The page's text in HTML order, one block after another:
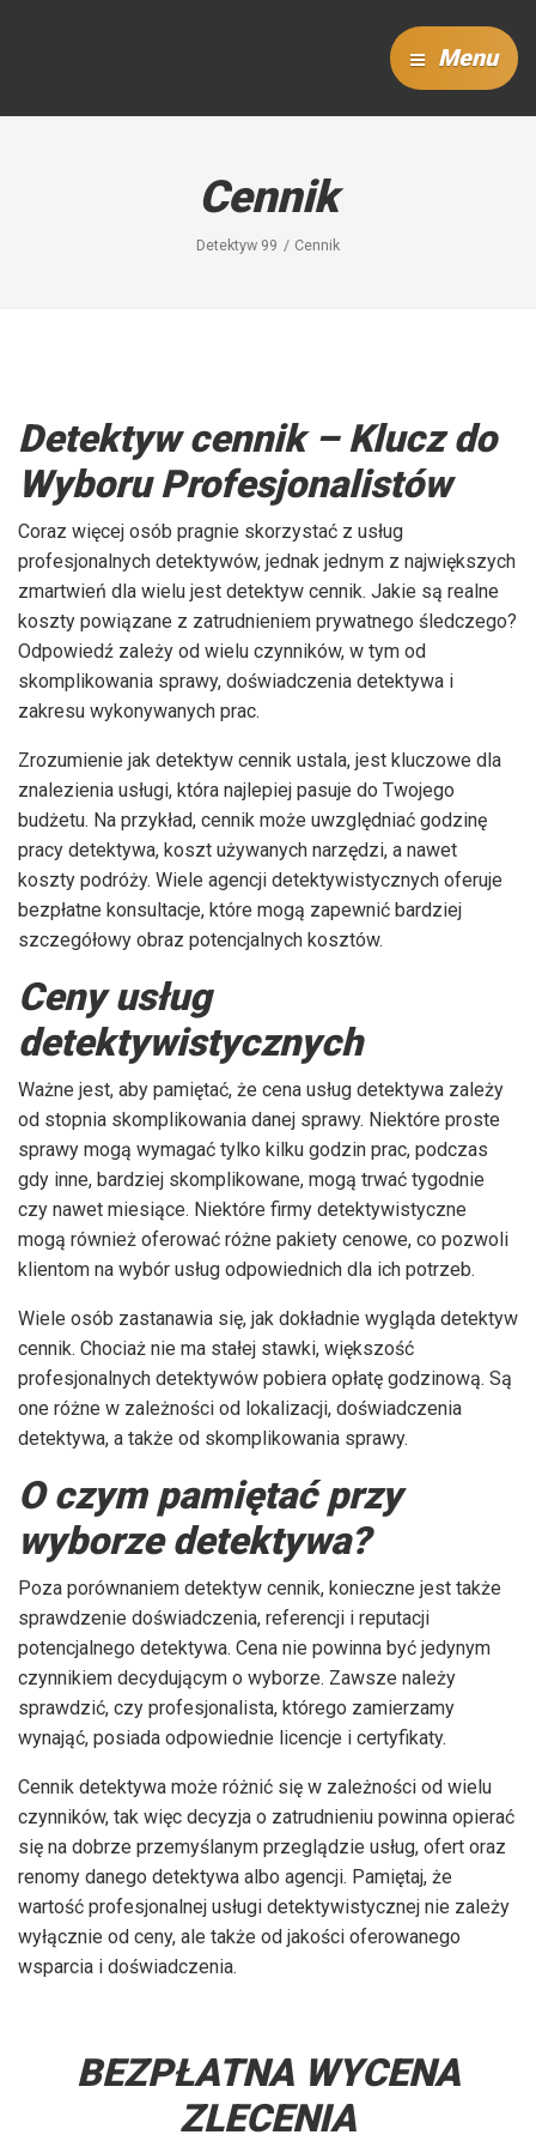
Menu
Cennik
Detektyw 99 Cennik
Detektyw cennik – Klucz do
Wyboru Profesjonalistów
Coraz więcej osób pragnie skorzystać z usług
profesjonalnych detektywów, jednak jednym z największych
zmartwień dla wielu jest detektyw cennik. Jakie są realne
koszty powiązane z zatrudnieniem prywatnego śledczego?
Odpowiedź zależy od wielu czynników, w tym od
skomplikowania sprawy, doświadczenia detektywa i
zakresu wykonywanych prac.
Zrozumienie jak detektyw cennik ustala, jest kluczowe dla
znalezienia usługi, która najlepiej pasuje do Twojego
budżetu. Na przykład, cennik może uwzględniać godzinę
pracy detektywa, koszt używanych narzędzi, a nawet
koszty podróży. Wiele agencji detektywistycznych oferuje
bezpłatne konsultacje, które mogą zapewnić bardziej
szczegółowy obraz potencjalnych kosztów.
Ceny usług
detektywistycznych
Ważne jest, aby pamiętać, że cena usług detektywa zależy
od stopnia skomplikowania danej sprawy. Niektóre proste
sprawy mogą wymagać tylko kilku godzin prac, podczas
gdy inne, bardziej skomplikowane, mogą trwać tygodnie
czy nawet miesiące. Niektóre firmy detektywistyczne
mogą również oferować różne pakiety cenowe, co pozwoli
klientom na wybór usług odpowiednich dla ich potrzeb.
Wiele osób zastanawia się, jak dokładnie wygląda detektyw
cennik. Chociaż nie ma stałej stawki, większość
profesjonalnych detektywów pobiera opłatę godzinową. Są
one różne w zależności od lokalizacji, doświadczenia
detektywa, a także od skomplikowania sprawy.
O czym pamiętać przy
wyborze detektywa?
Poza porównaniem detektyw cennik, konieczne jest także
sprawdzenie doświadczenia, referencji i reputacji
potencjalnego detektywa. Cena nie powinna być jedynym
czynnikiem decydującym o wyborze. Zawsze należy
sprawdzić, czy profesjonalista, którego zamierzamy
wynająć, posiada odpowiednie licencje i certyfikaty.
Cennik detektywa może różnić się w zależności od wielu
czynników, tak więc decyzja o zatrudnieniu powinna opierać
się na dobrze przemyślanym przeglądzie usług, ofert oraz
renomy danego detektywa albo agencji. Pamiętaj, że
wartość profesjonalnej usługi detektywistycznej nie zależy
wyłącznie od ceny, ale także od jakości oferowanego
wsparcia i doświadczenia.
BEZPŁATNA WYCENA
ZLECENIA